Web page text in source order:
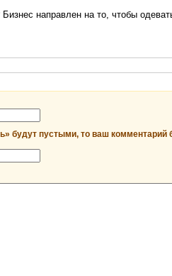
направлен на то, чтобы
будут пустыми, то ваш комментарий